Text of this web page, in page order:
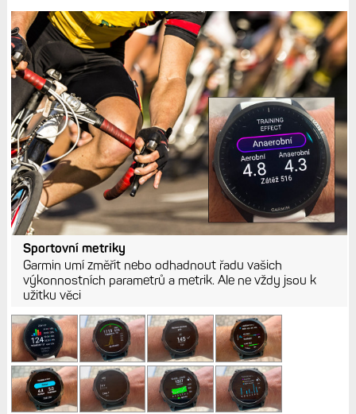
Sportovní metriky
Garmin umí změřit nebo odhadnout řadu vašich
výkonnostních parametrů a metrik. Ale ne vždy jsou k
užitku věci